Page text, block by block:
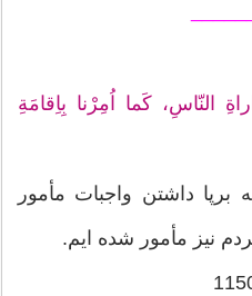
النّاسِ، كَما اُمِرْنا بِاِقامَةِ
برپا داشتن واجبات مأمور
نيز مأمور شده ايم.